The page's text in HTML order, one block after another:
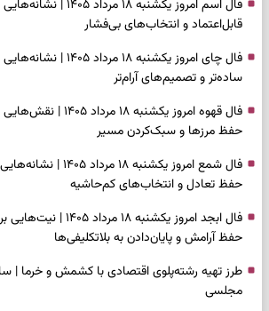
فال اسم امروز یکشنبه
قابل‌اعتماد و انتخاب‌های بی‌فشار
فال چای امروز یکشنبه ۱۸
ساده‌تر و تصمیم‌های آرام‌تر
فال قهوه امروز
حفظ مرزها و سبک‌کردن مسیر
فال شمع امروز یکشنبه ۱۸
حفظ تعادل و انتخاب‌های کم‌حاشیه
فال ابجد امروز یکشنبه
حفظ آرامش و پایان‌دادن به بلاتکلیفی‌ها
طرز تهیه رشته‌پلوی اقتصادی با کشمش و خرما |
مجلسی